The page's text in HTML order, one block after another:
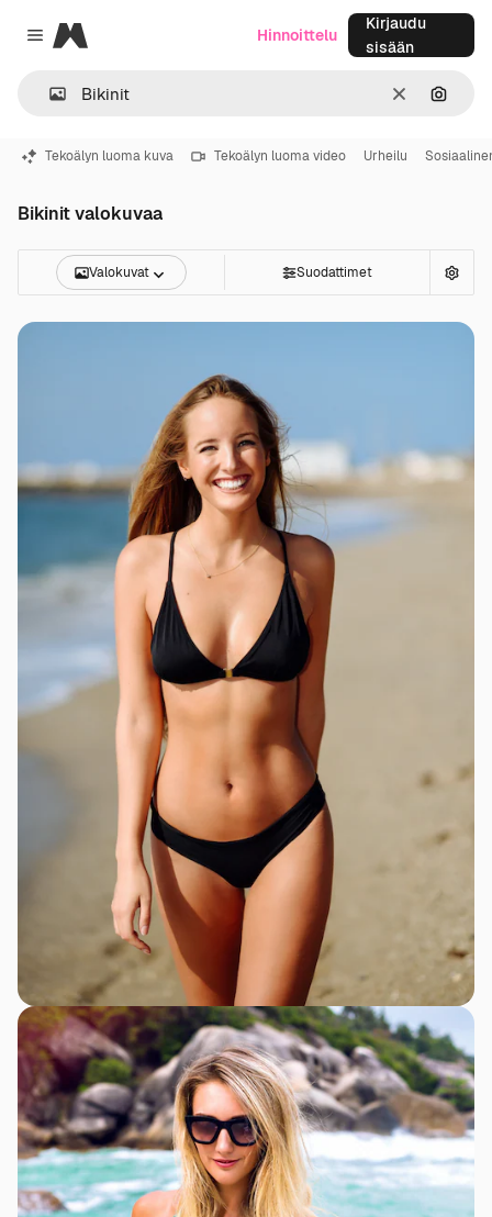
Close menu
Magnific
SelkeäHae
Hinnoittelu
Kirjaudu
sisään
Tekoälyn luoma kuva Tekoälyn luoma video Urheilu
Bikinit valokuvaa
Valokuvat Suodattimet